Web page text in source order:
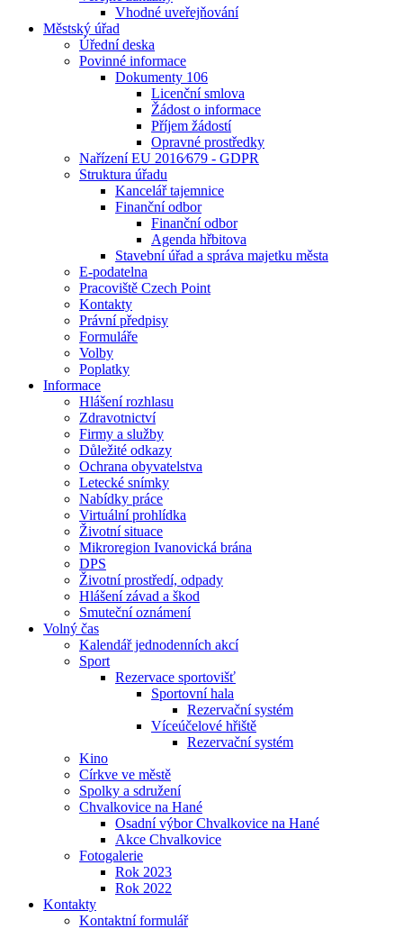
Vhodné uveřejňování
Městský úřad
Úřední deska
Povinné informace
Dokumenty 106
Licenční smlova
Žádost o informace
Příjem žádostí
Opravné prostředky
Nařízení EU 2016⁄679 - GDPR
Struktura úřadu
Kancelář tajemnice
Finanční odbor
Finanční odbor
Agenda hřbitova
Stavební úřad a správa majetku města
E-podatelna
Pracoviště Czech Point
Kontakty
Právní předpisy
Formuláře
Volby
Poplatky
Informace
Hlášení rozhlasu
Zdravotnictví
Firmy a služby
Důležité odkazy
Ochrana obyvatelstva
Letecké snímky
Nabídky práce
Virtuální prohlídka
Životní situace
Mikroregion Ivanovická brána
DPS
Životní prostředí, odpady
Hlášení závad a škod
Smuteční oznámení
Volný čas
Kalendář jednodenních akcí
Sport
Rezervace sportovišť
Sportovní hala
Rezervační systém
Víceúčelové hřiště
Rezervační systém
Kino
Církve ve městě
Spolky a sdružení
Chvalkovice na Hané
Osadní výbor Chvalkovice na Hané
Akce Chvalkovice
Fotogalerie
Rok 2023
Rok 2022
Kontakty
Kontaktní formulář